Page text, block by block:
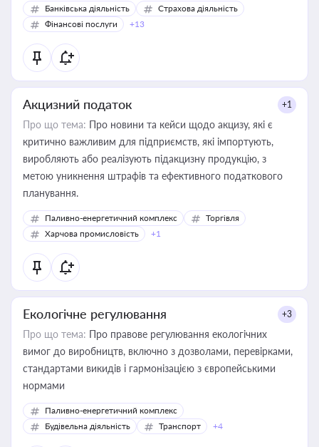
Банківська діяльність
Страхова діяльність
Фінансові послуги
+13
Акцизний податок +1
Про що тема: Про новини та кейси щодо акцизу, які є
критично важливим для підприємств, які імпортують,
виробляють або реалізують підакцизну продукцію, з
метою уникнення штрафів та ефективного податкового
планування.
Паливно-енергетичний комплекс
Торгівля
Харчова промисловість
+1
Екологічне регулювання +3
Про що тема: Про правове регулювання екологічних
вимог до виробництв, включно з дозволами, перевірками,
стандартами викидів і гармонізацією з європейськими
нормами
Паливно-енергетичний комплекс
Будівельна діяльність
Транспорт +4